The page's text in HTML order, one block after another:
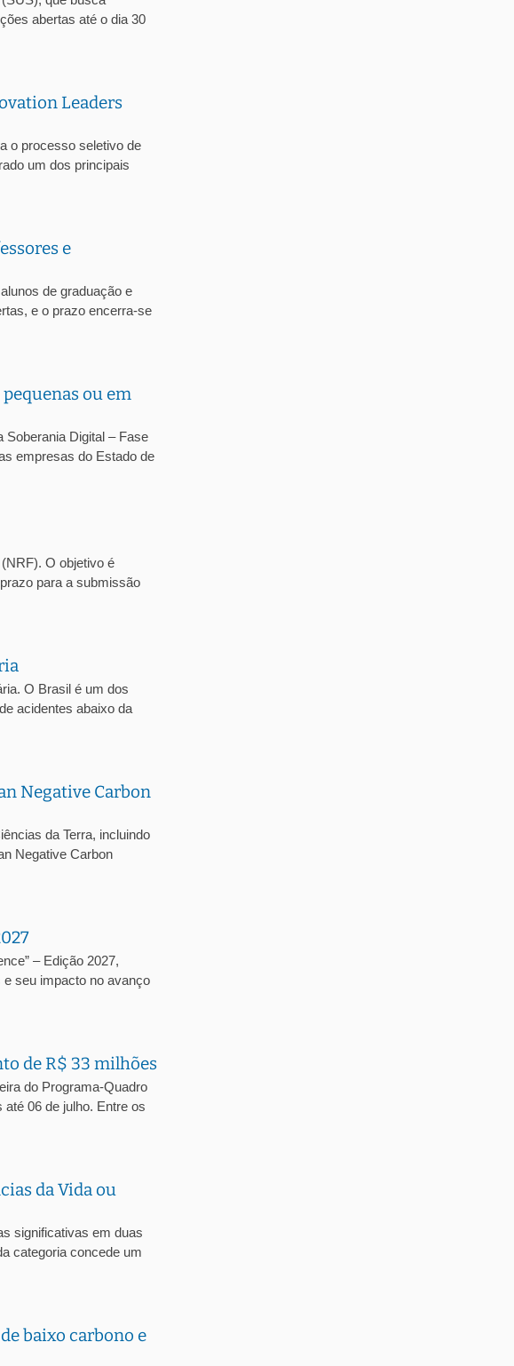
abertas até o dia 30
Leaders
o processo seletivo de
um dos principais
e
de graduação e
e o prazo encerra-se
ou em
Soberania Digital – Fase
empresas do Estado de
O objetivo é
para a submissão
O Brasil é um dos
acidentes abaixo da
Negative Carbon
da Terra, incluindo
Negative Carbon
– Edição 2027,
seu impacto no avanço
de R$ 33 milhões
do Programa-Quadro
06 de julho. Entre os
da Vida ou
significativas em duas
categoria concede um
baixo carbono e